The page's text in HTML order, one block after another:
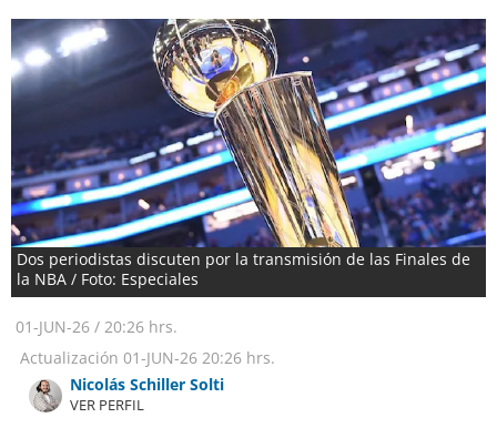
Dos periodistas discuten por la transmisión de las Finales de
la NBA / Foto: Especiales
01-JUN-26 / 20:26 hrs.
Actualización 01-JUN-26 20:26 hrs.
Nicolás Schiller Solti
VER PERFIL